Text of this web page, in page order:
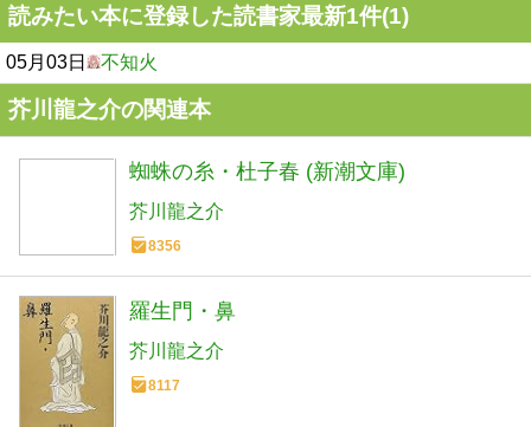
読みたい本に登録した読書家最新1件(1)
05月03日 不知火
芥川龍之介の関連本
蜘蛛の糸・杜子春 (新潮文庫)
芥川龍之介
8356
羅生門・鼻
芥川龍之介
8117